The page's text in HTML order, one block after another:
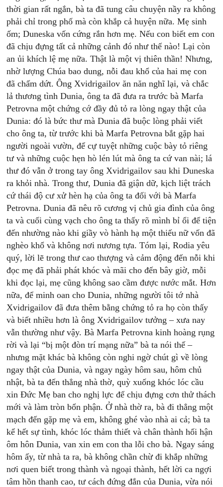
thời gian rất ngắn, bà ta đã tung câu chuyện nầy ra không
phải chỉ trong phố mà còn khắp cả huyện nữa. Mẹ sinh
ốm; Duneska vốn cứng rắn hơn mẹ. Nếu con biết em con
đã chịu đựng tất cả những cảnh đó như thế nào! Lại còn
an ủi khích lệ mẹ nữa. Thật là một vị thiên thần! Nhưng,
nhờ lượng Chúa bao dung, nỗi đau khổ của hai mẹ con
đã chấm dứt. Ông Xvidrigailov ăn năn nghĩ lại, và chắc
lả thương tình Dunia, ông ta đã đưa ra trước bà Marfa
Petrovna một chứng cớ đầy đủ tỏ ra lòng ngay thật của
Dunia: đó là bức thư mà Dunia đã buộc lòng phải viết
cho ông ta, từ trước khi bà Marfa Petrovna bắt gặp hai
người ngoài vườn, để cự tuyệt những cuộc bày tỏ riêng
tư và những cuộc hẹn hò lén lút mà ông ta cứ van nài; lá
thư đó vẫn ở trong tay ông Xvidrigailov sau khi Duneska
ra khỏi nhà. Trong thư, Dunia đã giận dữ, kịch liệt trách
cứ thái độ cư xử hèn hạ của ông ta đối với bà Marfa
Petrovna. Dunia đã nêu rõ cương vị chủ gia đình của ông
ta và cuối cùng vạch cho ông ta thấy rõ mình bỉ ổi để tiện
đến nhường nào khi giầy vò hành hạ một thiếu nữ vốn đã
nghèo khổ và không nơi nương tựa. Tóm lại, Rodia yêu
quý, lời lẽ trong thư cao thượng và cảm động đến nỗi khi
đọc mẹ đã phải phát khóc và mãi cho đến bây giờ, mỗi
khi đọc lại, mẹ cũng không sao cầm được nước mắt. Hơn
nữa, để minh oan cho Dunia, những người tôi tớ nhà
Xvidrigailov đã đưa thêm bằng chứng tỏ ra họ còn thấy
và biết nhiều hơn là ông Xvidrigailov tưởng – xưa nay
vẫn thường như vậy. Bà Marfa Petrovna kinh hoàng rụng
rời và lại “bị một đòn trí mạng nữa” bà ta nói thế –
nhưng mặt khác bà không còn nghi ngờ chút gì về lòng
ngay thật của Dunia, và ngay ngày hôm sau, hôm chủ
nhật, bà ta đến thẳng nhà thờ, quỳ xuống khóc lóc cầu
xin Đức Mẹ ban cho nghị lực để chịu đựng cơn thử thách
mới và làm tròn bổn phận. Ở nhà thờ ra, bà đi thẳng một
mạch đến gặp mẹ và em, không ghé vào nhà ai cả; bà ta
kể hết sự tình, khóc lóc thảm thiết và chân thành hối hận
ôm hôn Dunia, van xin em con tha lỗi cho bà. Ngay sáng
hôm ấy, từ nhà ta ra, bà không chần chừ đi khắp những
nơi quen biết trong thành và ngoại thành, hết lời ca ngợi
tâm hồn thanh cao, tư cách đứng đắn của Dunia, vừa nói